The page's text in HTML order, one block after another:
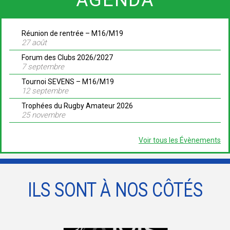
Réunion de rentrée – M16/M19
27 août
Forum des Clubs 2026/2027
7 septembre
Tournoi SEVENS – M16/M19
12 septembre
Trophées du Rugby Amateur 2026
25 novembre
Voir tous les Évènements
ILS SONT À NOS CÔTÉS